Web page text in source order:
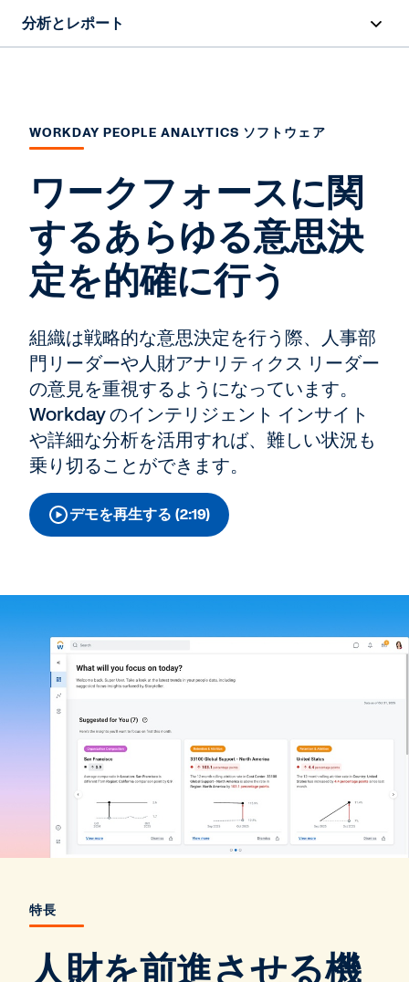
分析とレポート
リソース
お問い合わせ
WORKDAY PEOPLE ANALYTICS ソフトウェア
ワークフォースに関
するあらゆる意思決
定を的確に行う
組織は戦略的な意思決定を行う際、人事部
門リーダーや人財アナリティクス リーダー
の意見を重視するようになっています。
Workday のインテリジェント インサイト
や詳細な分析を活用すれば、難しい状況も
乗り切ることができます。
デモを再生する (2:19)
特長
人財を前進させる機